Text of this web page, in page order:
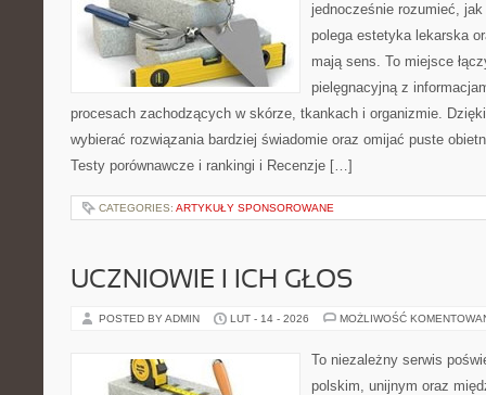
jednocześnie rozumieć,
polega estetyka lekarska
mają sens. To miejsce
pielęgnacyjną z
procesach zachodzących w skórze, tkankach i organizmie.
wybierać rozwiązania bardziej świadomie oraz omijać puste
Testy porównawcze i rankingi i Recenzje […]
CATEGORIES: ARTYKUŁY SPONSOROWANE
UCZNIOWIE I ICH GŁOS
POSTED BY ADMIN LUT - 14 - 2026 MOŻLIWOŚĆ
To niezależny serwis
polskim, unijnym oraz